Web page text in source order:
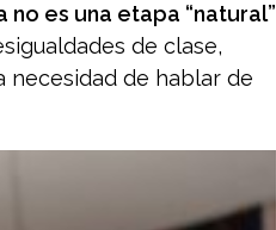
no es una etapa “natural”
de clase,
necesidad de hablar de